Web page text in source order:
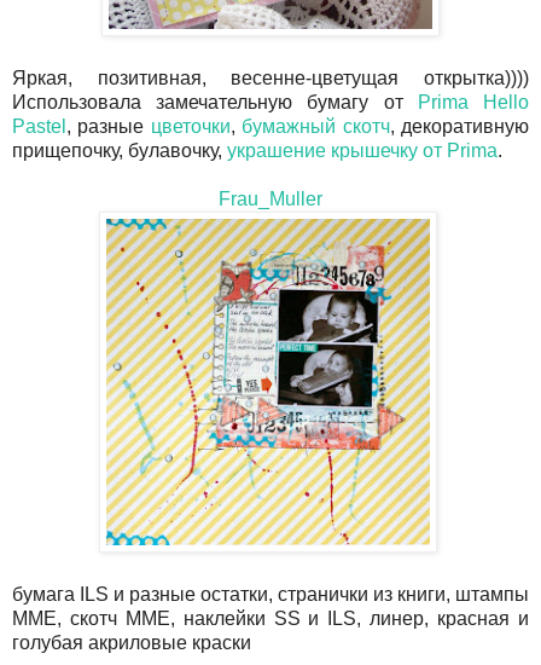
Яркая, позитивная, весенне-цветущая открытка))))
Использовала замечательную бумагу от
Prima Hello
Pastel , разные цветочки, бумажный скотч, декоративную
прищепочку, булавочку, украшение крышечку от Prima.
Frau_Muller
бумага ILS и разные остатки, странички из книги, штампы
ММЕ, скотч ММЕ, наклейки SS и ILS, линер, красная и
голубая акриловые краски